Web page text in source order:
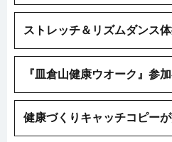
ストレッチ＆リズムダンス
『皿倉山健康ウオーク』参
健康づくりキャッチコピー